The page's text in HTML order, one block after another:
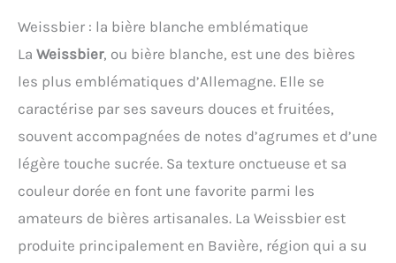
Weissbier : la bière blanche emblématique
La Weissbier, ou bière blanche, est une des bières
les plus emblématiques d’Allemagne. Elle se
caractérise par ses saveurs douces et fruitées,
souvent accompagnées de notes d’agrumes et d’une
légère touche sucrée. Sa texture onctueuse et sa
couleur dorée en font une favorite parmi les
amateurs de bières artisanales. La Weissbier est
produite principalement en Bavière, région qui a su